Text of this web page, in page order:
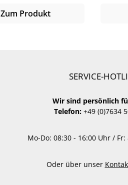
Zum Produkt
SERVICE-
Wir sind persönlich
Telefon: +49 (0)7634
Mo-Do: 08:30 - 16:00 Uhr /
Oder über unser